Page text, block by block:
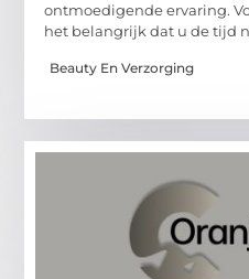
ontmoedigende ervaring.
het belangrijk dat u de tijd
Beauty En Verzorging